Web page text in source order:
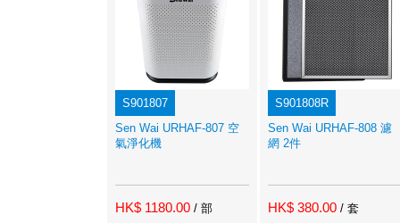
S901807
Sen Wai URHAF-807 空
氣淨化機
HK$ 1180.00 / 部
S901808R
Sen Wai URHAF-808 濾
網 2件
HK$ 380.00 / 套